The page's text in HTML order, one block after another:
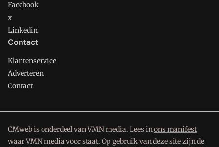
Facebook
x
Linkedin
Contact
Klantenservice
Adverteren
Contact
CMweb is onderdeel van VMN media. Lees inons manifest
waar VMN media voor staat. Op gebruik van deze site zijn de